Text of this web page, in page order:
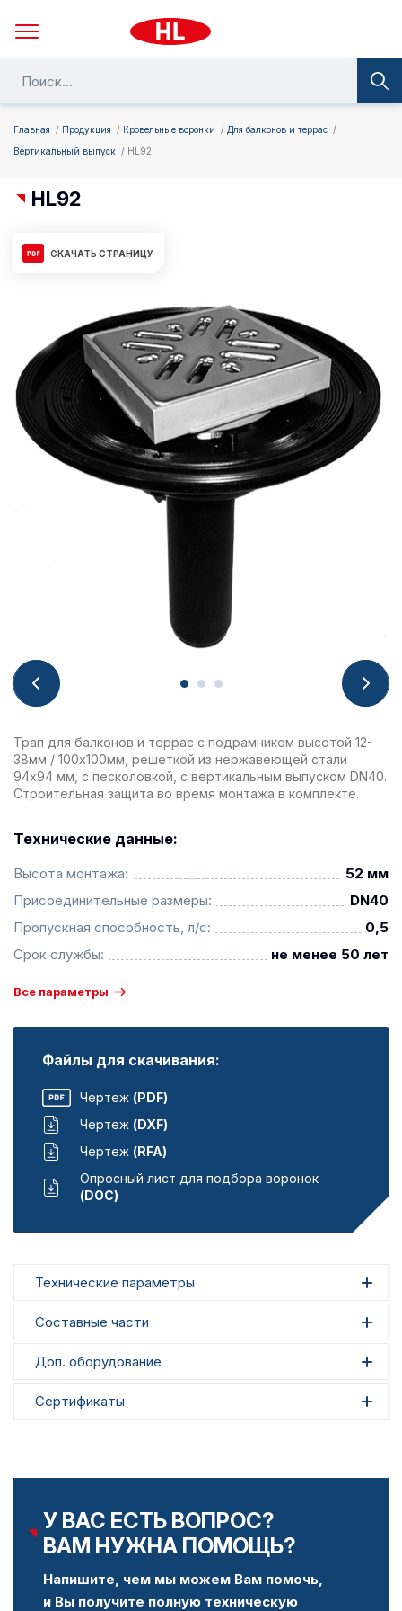
Главная Продукция Кровельные воронки
Для балконов и террас
Вертикальный выпуск
HL92
HL92
СКАЧАТЬ СТРАНИЦУ
Трап для балконов и террас с подрамником высотой 12-
38мм / 100х100мм, решеткой из нержавеющей стали
94х94 мм, с песколовкой, с вертикальным выпуском DN40.
Строительная защита во время монтажа в комплекте.
Технические данные:
Высота монтажа:
52 мм
Присоединительные размеры:
DN40
Пропускная способность, л/с:
0,5
Срок службы:
не менее 50 лет
Все параметры
Файлы для скачивания:
Чертеж (PDF)
Чертеж (DXF)
Чертеж (RFA)
Опросный лист для подбора воронок
(DOC)
Технические параметры
Составные части
Доп. оборудование
Сертификаты
У ВАС ЕСТЬ ВОПРОС?
ВАМ НУЖНА ПОМОЩЬ?
Напишите, чем мы можем Вам помочь,
и Вы получите полную техническую